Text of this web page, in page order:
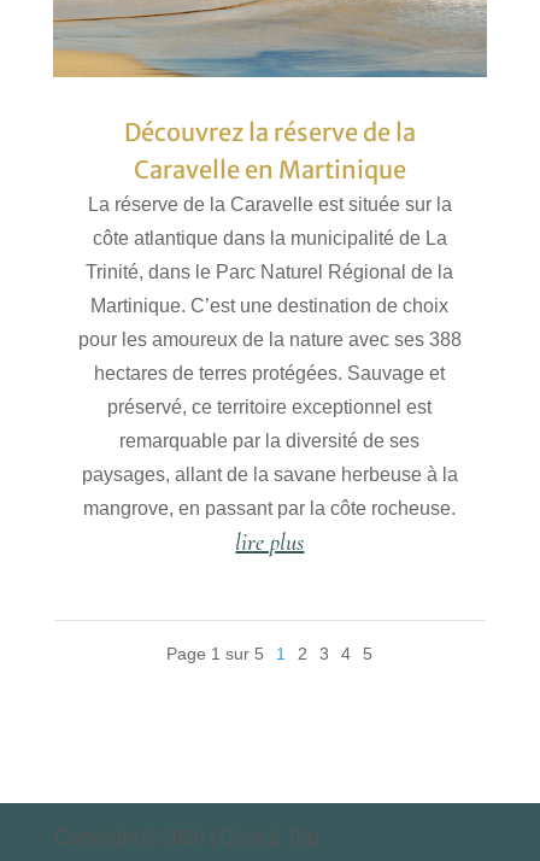
Découvrez la réserve de la
Caravelle en Martinique
La réserve de la Caravelle est située sur la
côte atlantique dans la municipalité de La
Trinité, dans le Parc Naturel Régional de la
Martinique. C’est une destination de choix
pour les amoureux de la nature avec ses 388
hectares de terres protégées. Sauvage et
préservé, ce territoire exceptionnel est
remarquable par la diversité de ses
paysages, allant de la savane herbeuse à la
mangrove, en passant par la côte rocheuse.
lire plus
Page 1 sur 5 1 2 3 4 5
Copyright © 2026 | Click & Trip